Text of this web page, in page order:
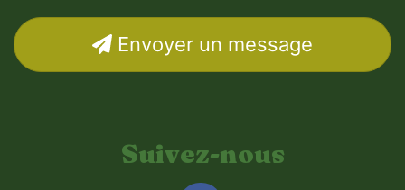
Envoyer un message
Suivez-nous